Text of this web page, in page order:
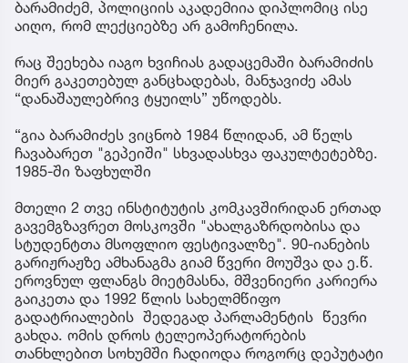
ბარამიძემ, პოლიციის აკადემიია დიპლომიც ისე
აიღო, რომ ლექციებზე არ გამოჩენილა.
რაც შეეხება იაგო ხვიჩიას გადაცემაში ბარამიძის
მიერ გაკეთებულ განცხადებას, მანჯავიძე ამას
“დანაშაულებრივ ტყუილს” უწოდებს.
“გია ბარამიძეს ვიცნობ 1984 წლიდან, ამ წელს
ჩავაბარეთ "გეპეიში" სხვადასხვა ფაკულტეტებზე.
1985-ში ზაფხულში
მთელი 2 თვე ინსტიტუტის კომკავშირიდან ერთად
გავემგზავრეთ მოსკოვში "ახალგაზრდობისა და
სტუდენტთა მსოფლიო ფესტივალზე". 90-იანების
გარიჟრაჟზე ამხანაგმა გიამ წვერი მოუშვა და ე.წ.
ეროვნულ ფლანგს მიეტმასნა, მშვენიერი კარიერა
გაიკეთა და 1992 წლის სახელმწიფო
გადატრიალების შედეგად პარლამენტის წევრი
გახდა. ომის დროს ტელეოპერატორების
თანხლებით სოხუმში ჩადიოდა როგორც დეპუტატი